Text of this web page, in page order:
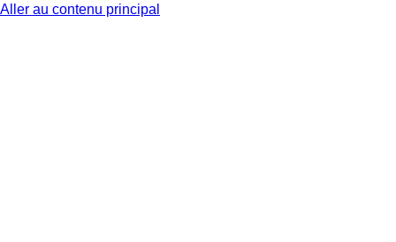
Aller au contenu principal